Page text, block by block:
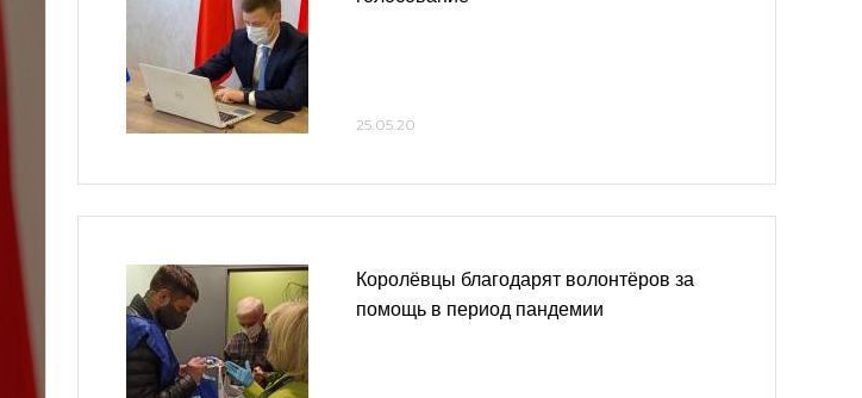
25.05.20
Королёвцы благодарят волонтёров за
помощь в период пандемии